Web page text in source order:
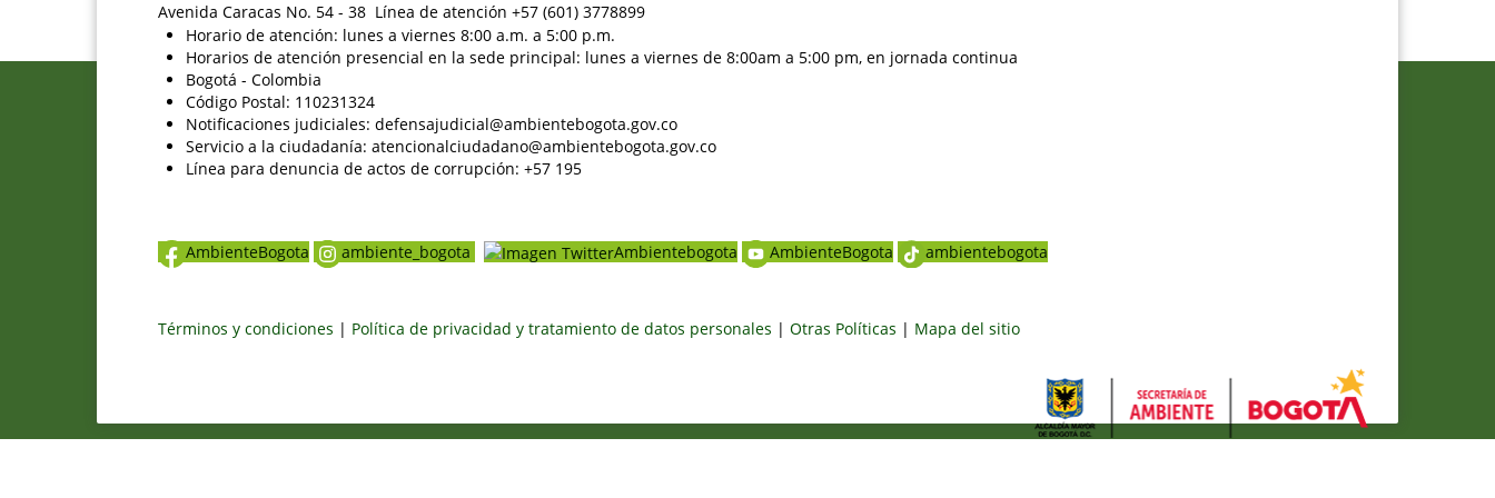
Avenida Caracas No. 54 - 38 Línea de atención +57 (601) 3778899
Horario de atención: lunes a viernes 8:00 a.m. a 5:00 p.m.
Horarios de atención presencial en la sede principal: lunes a viernes de 8:00am a 5:00 pm, en jornada continua
Bogotá - Colombia
Código Postal: 110231324
Notificaciones judiciales: defensajudicial@ambientebogota.gov.co
Servicio a la ciudadanía: atencionalciudadano@ambientebogota.gov.co
Línea para denuncia de actos de corrupción: +57 195
AmbienteBogota ambiente_bogota Ambientebogota AmbienteBogota ambientebogota
Términos y condiciones | Política de privacidad y tratamiento de datos personales | Otras Políticas | Mapa del sitio